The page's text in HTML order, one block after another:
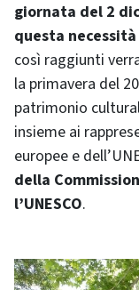
giornata del 2
questa
così raggiunti
la primavera del
patrimonio
insieme ai
europee e
della
l’UNESCO.